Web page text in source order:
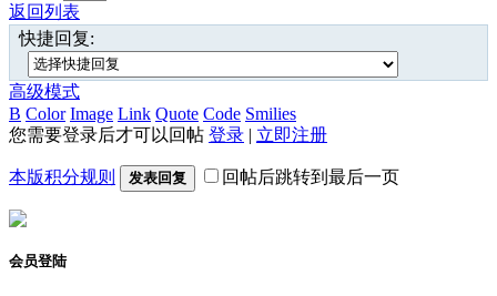
返回列表
快捷回复:
高级模式
B Color Image Link Quote Code Smilies
您需要登录后才可以回帖 登录 | 立即注册
本版积分规则 发表回复 回帖后跳转到最后一页
会员登陆